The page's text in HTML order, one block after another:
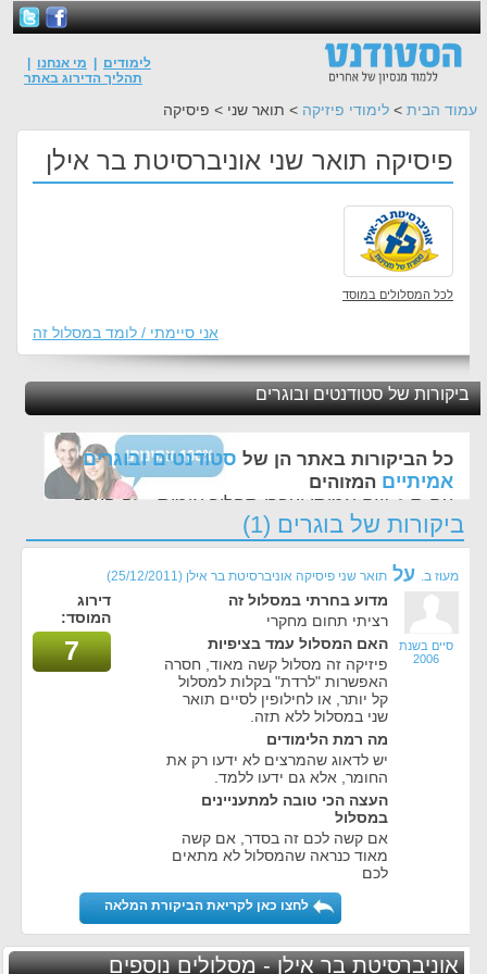
לימודים מי אנחנו
תהליך הדירוג באתר
עמוד הבית > לימודי פיזיקה > תואר שני > פיסיקה
פיסיקה תואר שני אוניברסיטת בר אילן
לכל המסלולים במוסד
אני סיימתי / לומד במסלול זה
ביקורות של סטודנטים ובוגרים
כל הביקורות באתר הן של סטודנטים ובוגרים
אמיתיים המזוהים
עם ת.ז, שם אמיתי ועברו תהליך אימות - זה הערך
החשוב לנו ביותר באתר
ביקורות של בוגרים (1)
מעוז ב. על תואר שני פיסיקה אוניברסיטת בר אילן (25/12/2011)
סיים בשנת
2006
מדוע בחרתי במסלול זה
רציתי תחום מחקרי
האם המסלול עמד בציפיות
פיזיקה זה מסלול קשה מאוד, חסרה
האפשרות "לרדת" בקלות למסלול
קל יותר, או לחילופין לסיים תואר
שני במסלול ללא תזה.
מה רמת הלימודים
יש לדאוג שהמרצים לא ידעו רק את
החומר, אלא גם ידעו ללמד.
העצה הכי טובה למתעניינים
במסלול
אם קשה לכם זה בסדר, אם קשה
מאוד כנראה שהמסלול לא מתאים
לכם
דירוג
המוסד:
7
לחצו כאן לקריאת הביקורת המלאה
אוניברסיטת בר אילן - מסלולים נוספים